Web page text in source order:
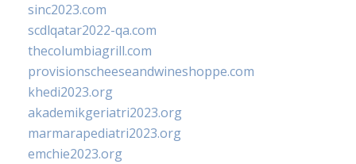
sinc2023.com
scdlqatar2022-qa.com
thecolumbiagrill.com
provisionscheeseandwineshoppe.com
khedi2023.org
akademikgeriatri2023.org
marmarapediatri2023.org
emchie2023.org